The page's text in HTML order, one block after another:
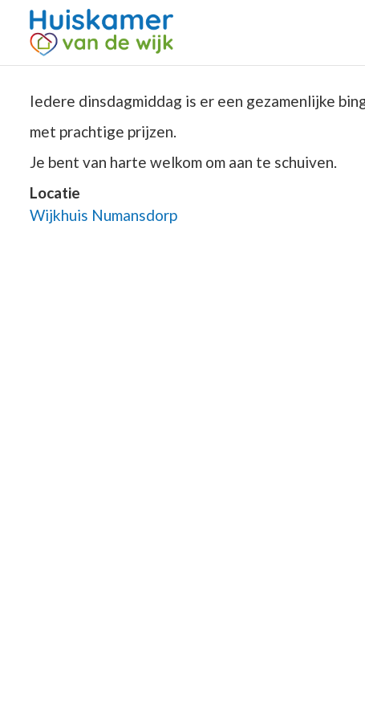
Iedere dinsdagmiddag is er een gezamenlijke
met prachtige prijzen.
Je bent van harte welkom om aan te schuiven.
Locatie
Wijkhuis Numansdorp